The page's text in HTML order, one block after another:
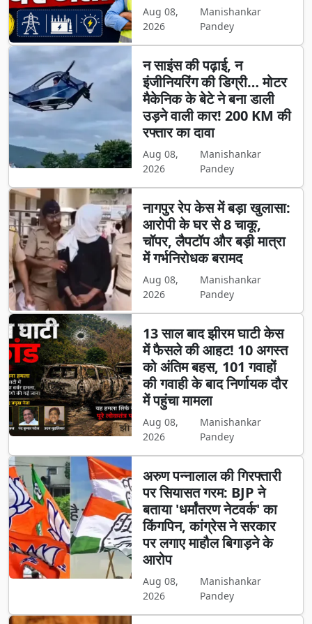
Aug 08,
2026
Manishankar
Pandey
न साइंस की पढ़ाई, न
इंजीनियरिंग की डिग्री… मोटर
मैकेनिक के बेटे ने बना डाली
उड़ने वाली कार! 200 KM की
रफ्तार का दावा
Aug 08,
2026
Manishankar
Pandey
नागपुर रेप केस में बड़ा खुलासा:
आरोपी के घर से 8 चाकू,
चॉपर, लैपटॉप और बड़ी मात्रा
में गर्भनिरोधक बरामद
Aug 08,
2026
Manishankar
Pandey
13 साल बाद झीरम घाटी केस
में फैसले की आहट! 10 अगस्त
को अंतिम बहस, 101 गवाहों
की गवाही के बाद निर्णायक दौर
में पहुंचा मामला
Aug 08,
2026
Manishankar
Pandey
अरुण पन्नालाल की गिरफ्तारी
पर सियासत गरम: BJP ने
बताया 'धर्मांतरण नेटवर्क' का
किंगपिन, कांग्रेस ने सरकार
पर लगाए माहौल बिगाड़ने के
आरोप
Aug 08,
2026
Manishankar
Pandey